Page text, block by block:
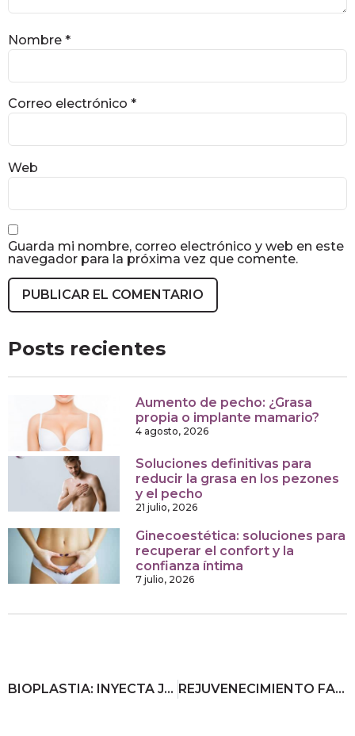
Nombre *
Correo electrónico *
Web
Guarda mi nombre, correo electrónico y web en este
navegador para la próxima vez que comente.
Posts recientes
Aumento de pecho: ¿Grasa
propia o implante mamario?
4 agosto, 2026
Soluciones definitivas para
reducir la grasa en los pezones
y el pecho
21 julio, 2026
Ginecoestética: soluciones para
recuperar el confort y la
confianza íntima
7 julio, 2026
BIOPLASTIA: INYECTA JUVENTUD, EQUILIBRIO Y VOLÚMENES DEL ROSTRO DE FORMA NATURAL REJUVENECIMIENTO FACIAL CON BIOESTIMULACIÓN CUTÁNEA